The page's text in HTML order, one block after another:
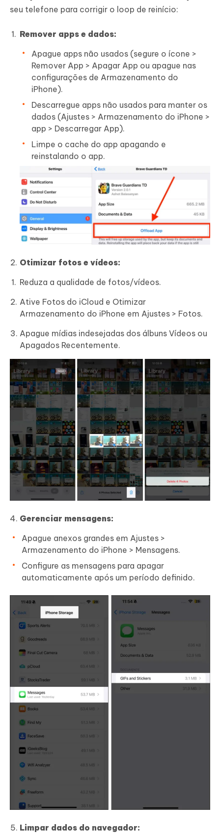
seu telefone para corrigir o loop de reinício:
Remover apps e dados:
Apague apps não usados (segure o ícone >
Remover App > Apagar App ou apague nas
configurações de Armazenamento do
iPhone).
Descarregue apps não usados para manter os
dados (Ajustes > Armazenamento do iPhone >
app > Descarregar App).
Limpe o cache do app apagando e
reinstalando o app.
Otimizar fotos e vídeos:
Reduza a qualidade de fotos/vídeos.
Ative Fotos do iCloud e Otimizar
Armazenamento do iPhone em Ajustes > Fotos.
Apague mídias indesejadas dos álbuns Vídeos ou
Apagados Recentemente.
Gerenciar mensagens:
Apague anexos grandes em Ajustes >
Armazenamento do iPhone > Mensagens.
Configure as mensagens para apagar
automaticamente após um período definido.
Limpar dados do navegador: